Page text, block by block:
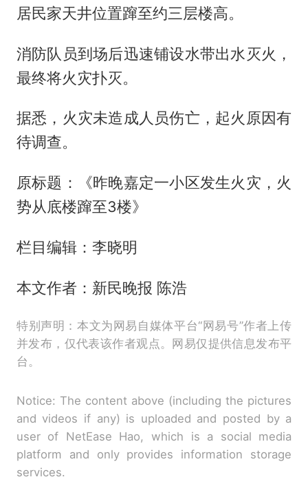
居民家天井位置蹿至约三层楼高。
消防队员到场后迅速铺设水带出水灭火，
最终将火灾扑灭。
据悉，火灾未造成人员伤亡，起火原因有
待调查。
原标题：《昨晚嘉定一小区发生火灾，火
势从底楼蹿至3楼》
栏目编辑：李晓明
本文作者：新民晚报 陈浩
特别声明：本文为网易自媒体平台“网易号”作者上传
并发布，仅代表该作者观点。网易仅提供信息发布平
台。
Notice: The content above (including the pictures
and videos if any) is uploaded and posted by a
user of NetEase Hao, which is a social media
platform and only provides information storage
services.